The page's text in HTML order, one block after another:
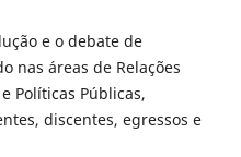
e o debate de
nas áreas de Relações
Políticas Públicas,
discentes, egressos e